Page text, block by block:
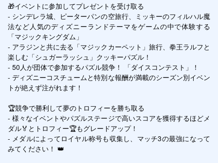
🎁イベントに参加してプレゼントを受け取る
- シンデレラ城、ピーターパンの空旅行、ミッキーのフィルハル魔
法など人気のディズニーランドテーマをゲームの中で体験する
「マジックキングダム」
- アラジンと共に去る「マジックカーペット」旅行、拳王ラルフと
楽しむ「シュガーラッシュ」クッキーパズル！
- 50人が団体で参加するパズル競争！ 「ダイスコンテスト」！
- ディズニーコスチュームと特別な報酬が満載のシーズン別イベン
トが絶えず注がれます！
🏆競争で勝利して夢のトロフィーを勝ち取る
- 様々なイベントやパズルステージで高いスコアを獲得するほどメ
ダル🏅とトロフィー🏆もグレードアップ！
- メダルによってロイヤル称号も収集し、マッチ3の最強になって
みてください！ 👑